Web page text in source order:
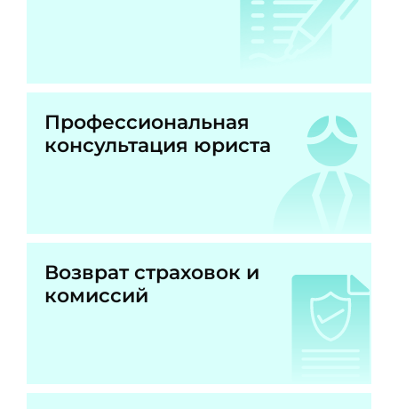
Профессиональная
консультация юриста
Возврат страховок и
комиссий